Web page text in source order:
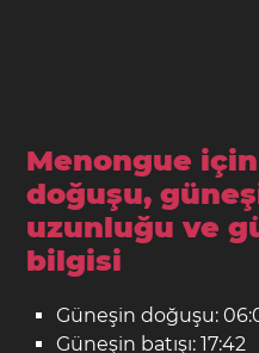
Menongue
doğuşu,
uzunluğu ve
bilgisi
Güneşin doğuşu:
Güneşin batışı: 17:42